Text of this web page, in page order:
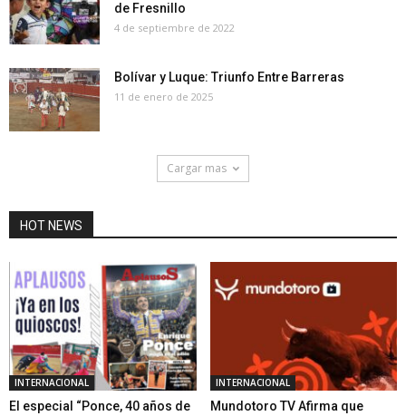
de Fresnillo
4 de septiembre de 2022
Bolívar y Luque: Triunfo Entre Barreras
11 de enero de 2025
Cargar mas
HOT NEWS
INTERNACIONAL
El especial “Ponce, 40 años de
INTERNACIONAL
Mundotoro TV Afirma que